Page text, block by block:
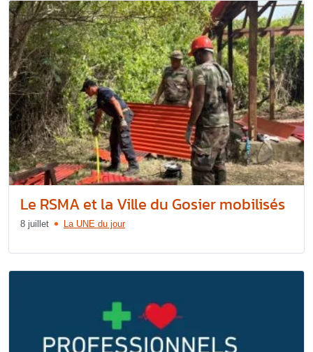
Le RSMA et la Ville du Gosier mobilisés
8 juillet La UNE du jour